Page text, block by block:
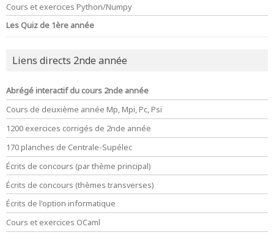
Cours et exercices Python/Numpy
Les Quiz de 1ère année
Liens directs 2nde année
Abrégé interactif du cours 2nde année
Cours de deuxième année Mp, Mpi, Pc, Psi
1200 exercices corrigés de 2nde année
170 planches de Centrale-Supélec
Écrits de concours (par thème principal)
Écrits de concours (thèmes transverses)
Écrits de l'option informatique
Cours et exercices OCaml